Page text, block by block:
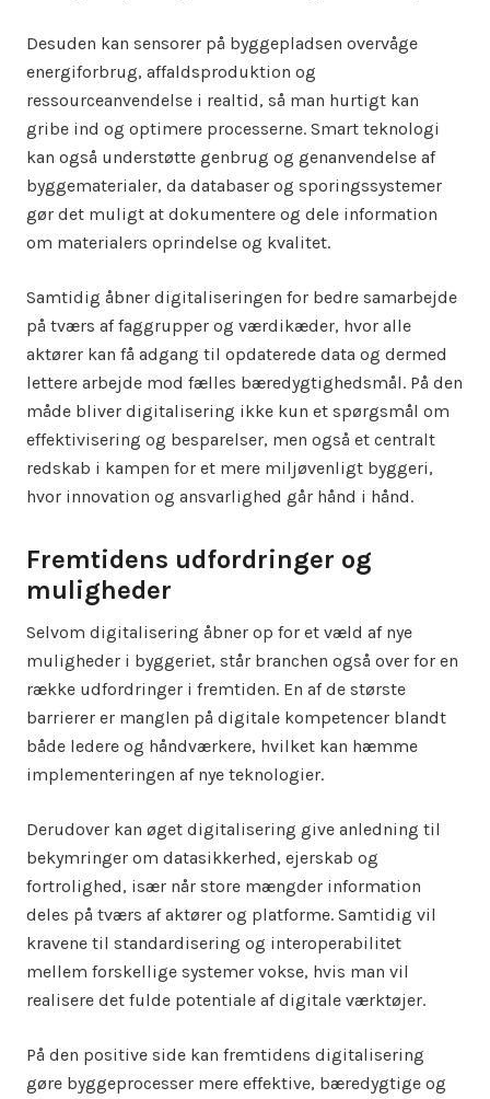
Desuden kan sensorer på byggepladsen overvåge
energiforbrug, affaldsproduktion og
ressourceanvendelse i realtid, så man hurtigt kan
gribe ind og optimere processerne. Smart teknologi
kan også understøtte genbrug og genanvendelse af
byggematerialer, da databaser og sporingssystemer
gør det muligt at dokumentere og dele information
om materialers oprindelse og kvalitet.
Samtidig åbner digitaliseringen for bedre samarbejde
på tværs af faggrupper og værdikæder, hvor alle
aktører kan få adgang til opdaterede data og dermed
lettere arbejde mod fælles bæredygtighedsmål. På den
måde bliver digitalisering ikke kun et spørgsmål om
effektivisering og besparelser, men også et centralt
redskab i kampen for et mere miljøvenligt byggeri,
hvor innovation og ansvarlighed går hånd i hånd.
Fremtidens udfordringer og
muligheder
Selvom digitalisering åbner op for et væld af nye
muligheder i byggeriet, står branchen også over for en
række udfordringer i fremtiden. En af de største
barrierer er manglen på digitale kompetencer blandt
både ledere og håndværkere, hvilket kan hæmme
implementeringen af nye teknologier.
Derudover kan øget digitalisering give anledning til
bekymringer om datasikkerhed, ejerskab og
fortrolighed, især når store mængder information
deles på tværs af aktører og platforme. Samtidig vil
kravene til standardisering og interoperabilitet
mellem forskellige systemer vokse, hvis man vil
realisere det fulde potentiale af digitale værktøjer.
På den positive side kan fremtidens digitalisering
gøre byggeprocesser mere effektive, bæredygtige og